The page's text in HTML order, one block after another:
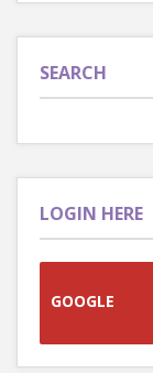
SEARCH
LOGIN HERE
GOOGLE